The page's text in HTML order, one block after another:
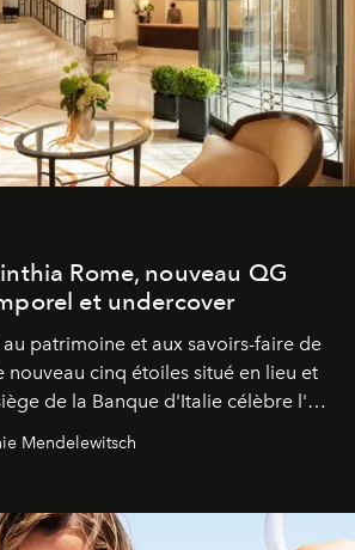
Rome, nouveau QG
et undercover
patrimoine et aux savoirs-faire de
nouveau cinq étoiles situé en lieu et
de la Banque d'Italie célèbre l'art
toute son élégance intemporelle.
Mendelewitsch